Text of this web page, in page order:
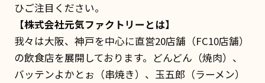
ひご注目ください。
【株式会社元気ファクトリーとは】
我々は大阪、神戸を中心に直営20店舗（FC10店舗）
の飲食店を展開しております。どんどん（焼肉）、
バッテンよかとぉ（串焼き）、玉五郎（ラーメン）